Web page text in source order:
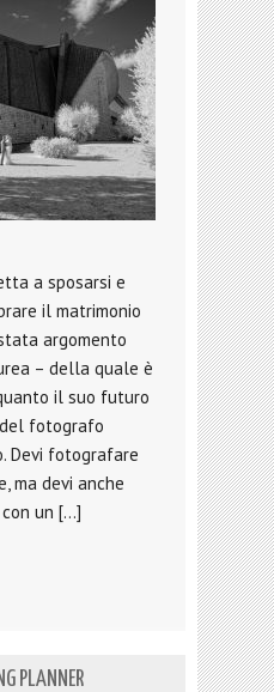
a sposarsi e
il matrimonio
argomento
– della quale è
il suo futuro
fotografo
Devi fotografare
ma devi anche
un […]
PLANNER